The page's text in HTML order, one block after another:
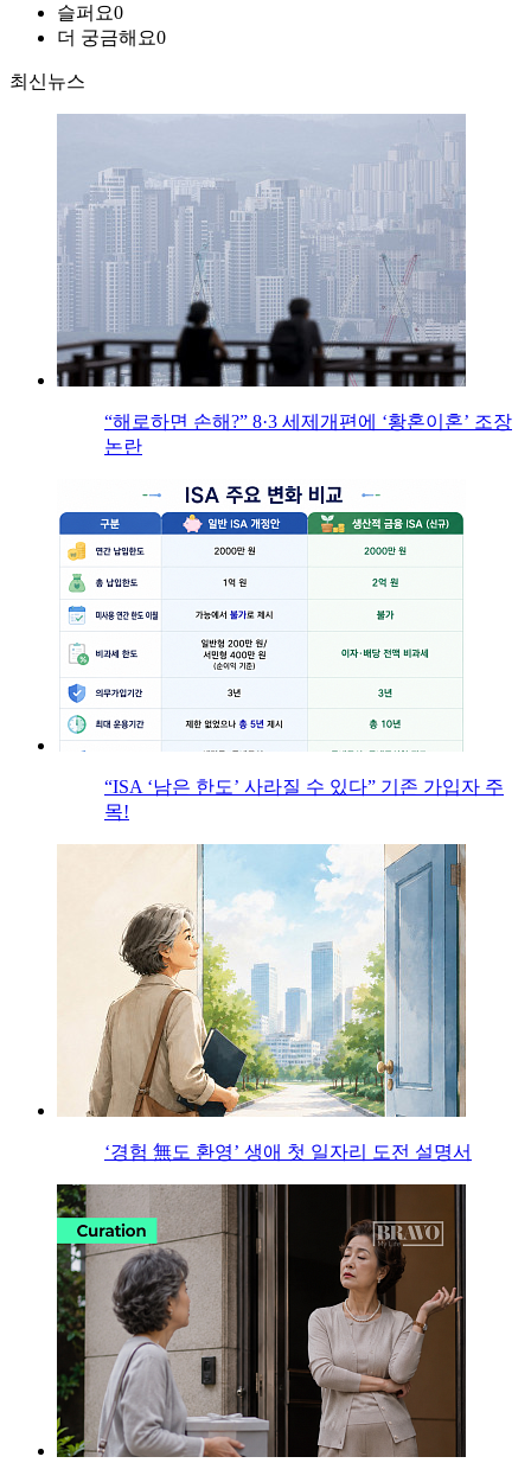
슬퍼요0
더 궁금해요0
최신뉴스
“해로하면 손해?” 8·3 세제개편에 ‘황혼이혼’ 조장
논란
“ISA ‘남은 한도’ 사라질 수 있다” 기존 가입자 주
목!
‘경험 無도 환영’ 생애 첫 일자리 도전 설명서